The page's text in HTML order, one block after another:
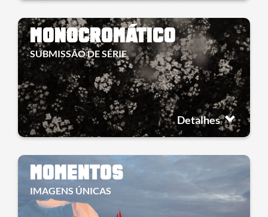
MONOCROMÁTICO
SUBMISSÃO DE SÉRIE
Detalhes
MOMENTOS
IMAGENS ÚNICAS